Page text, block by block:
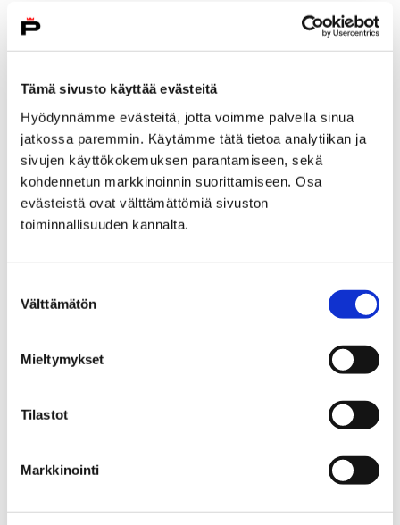
Tämä sivusto käyttää evästeitä
Hyödynnämme evästeitä, jotta voimme palvella sinua
jatkossa paremmin. Käytämme tätä tietoa analytiikan ja
sivujen käyttökokemuksen parantamiseen, sekä
kohdennetun markkinoinnin suorittamiseen. Osa
evästeistä ovat välttämättömiä sivuston
toiminnallisuuden kannalta.
valinta
Välttämätön
Mieltymykset
Tilastot
Markkinointi
15.5.2020 on lastenkulttuurin yhteinen
Lastenkulttuuripäivänä käynnistyy
lastenkulttuurikeskuksesta toiseen lähetettävä lasten ja
nuorten taideviesti. Kaikissa lastenkulttuurikeskuksissa